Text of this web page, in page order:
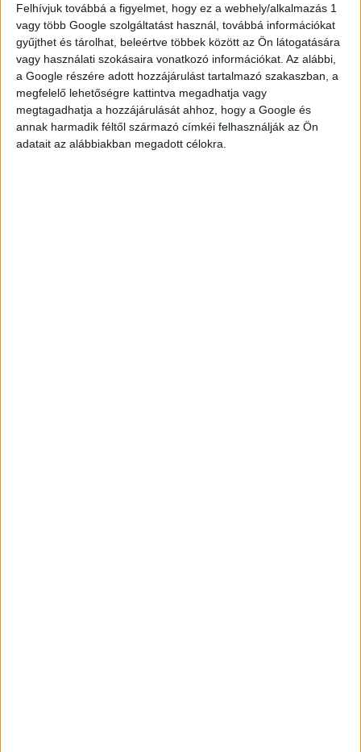
Felhívjuk továbbá a figyelmet, hogy ez a webhely/alkalmazás 1
vagy több Google szolgáltatást használ, továbbá információkat
gyűjthet és tárolhat, beleértve többek között az Ön látogatására
vagy használati szokásaira vonatkozó információkat. Az alábbi,
a Google részére adott hozzájárulást tartalmazó szakaszban, a
megfelelő lehetőségre kattintva megadhatja vagy
megtagadhatja a hozzájárulását ahhoz, hogy a Google és
annak harmadik féltől származó címkéi felhasználják az Ön
adatait az alábbiakban megadott célokra.
JELENTKEZÉS
KÉRDÉSED VAN?